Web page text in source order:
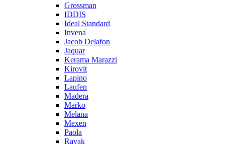
Grossman
IDDIS
Ideal Standard
Invena
Jacob Delafon
Jaquar
Kerama Marazzi
Kirovit
Lapino
Laufen
Madera
Marko
Melana
Mexen
Paola
Ravak